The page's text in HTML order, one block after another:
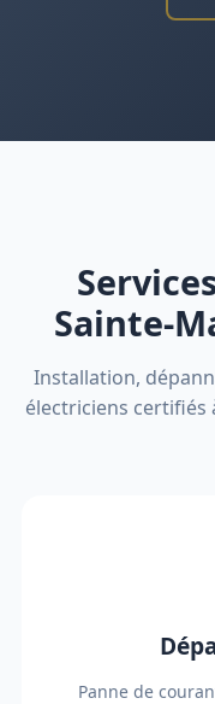
Sainte-
Installation,
électriciens certifiés
Panne de